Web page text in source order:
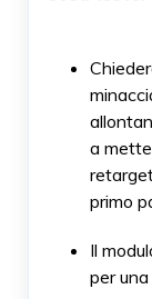
a
primo
Il
per